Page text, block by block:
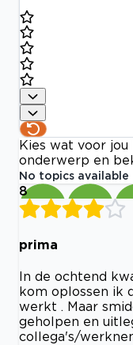
Kies wat voor
onderwerp en
No topics available
8
prima
In de ochtend
kom oplossen ik
werkt . Maar
geholpen en
collega's/